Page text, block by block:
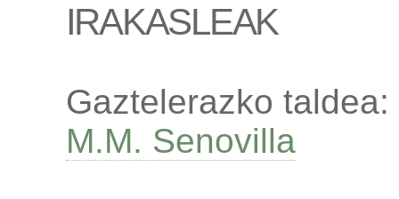
IRAKASLEAK
Gaztelerazko taldea:
M.M. Senovilla